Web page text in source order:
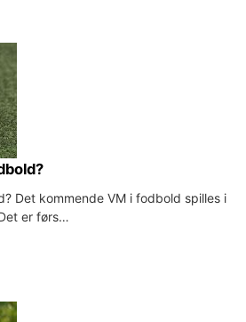
Det kommende VM i fodbold spilles i
er førs…